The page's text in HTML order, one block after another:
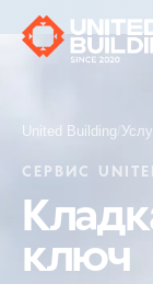
United Building
СЕРВИС
ключ